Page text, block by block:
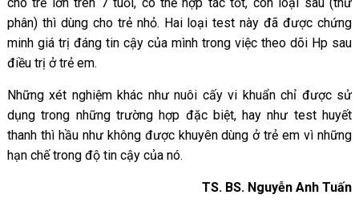
phân) thì dùng cho trẻ nhỏ. Hai loại test này đã được chứng
minh giá trị đáng tin cậy của mình trong việc theo dõi Hp sau
điều trị ở trẻ em.
Những xét nghiệm khác như nuôi cấy vi khuẩn chỉ được sử
dụng trong những trường hợp đặc biệt, hay như test huyết
thanh thì hầu như không được khuyên dùng ở trẻ em vì những
hạn chế trong độ tin cậy của nó.
TS. BS. Nguyễn Anh Tuấn